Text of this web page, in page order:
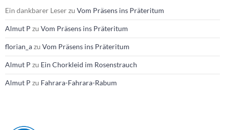
Ein dankbarer Leserzu Vom Präsens ins Präteritum
Almut P zu Vom Präsens ins Präteritum
florian_azu Vom Präsens ins Präteritum
Almut P zu Ein Chorkleid im Rosenstrauch
Almut P zu Fahrara-Fahrara-Rabum